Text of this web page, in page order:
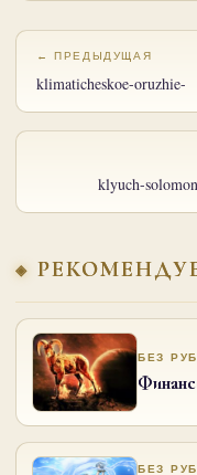
← ПРЕДЫДУЩАЯ
klimaticheskoe-oruzhie-
klyuch-
БЕЗ
БЕЗ